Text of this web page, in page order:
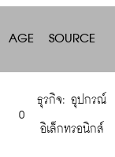
AGE SOURCE
0
ธุรกิจ: อุปกรณ์
อิเล็กทรอนิกส์